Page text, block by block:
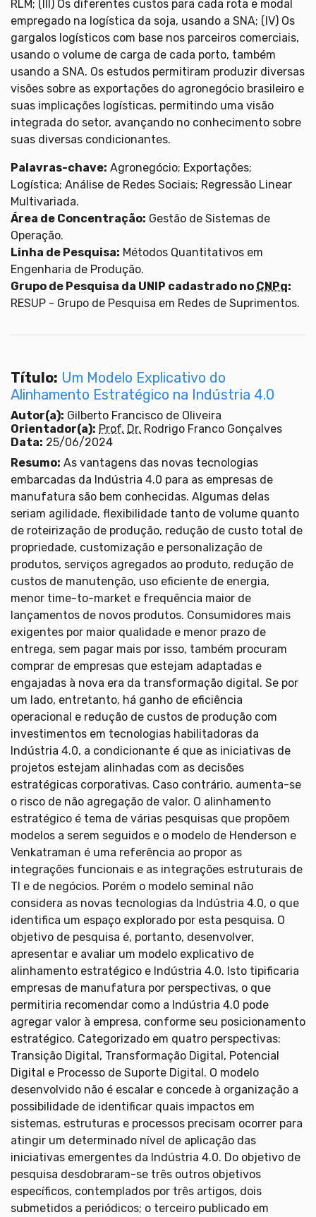
RLM; (III) Os diferentes custos para cada rota e modal
empregado na logística da soja, usando a SNA; (IV) Os
gargalos logísticos com base nos parceiros comerciais,
usando o volume de carga de cada porto, também
usando a SNA. Os estudos permitiram produzir diversas
visões sobre as exportações do agronegócio brasileiro e
suas implicações logísticas, permitindo uma visão
integrada do setor, avançando no conhecimento sobre
suas diversas condicionantes.
Palavras-chave: Agronegócio; Exportações;
Logística; Análise de Redes Sociais; Regressão Linear
Multivariada.
Área de Concentração: Gestão de Sistemas de
Operação.
Linha de Pesquisa: Métodos Quantitativos em
Engenharia de Produção.
Grupo de Pesquisa da UNIP cadastrado no CNPq:
RESUP - Grupo de Pesquisa em Redes de Suprimentos.
Título: Um Modelo Explicativo do
Alinhamento Estratégico na Indústria 4.0
Autor(a): Gilberto Francisco de Oliveira
Orientador(a): Prof. Dr. Rodrigo Franco Gonçalves
Data: 25/06/2024
Resumo: As vantagens das novas tecnologias
embarcadas da Indústria 4.0 para as empresas de
manufatura são bem conhecidas. Algumas delas
seriam agilidade, flexibilidade tanto de volume quanto
de roteirização de produção, redução de custo total de
propriedade, customização e personalização de
produtos, serviços agregados ao produto, redução de
custos de manutenção, uso eficiente de energia,
menor time-to-market e frequência maior de
lançamentos de novos produtos. Consumidores mais
exigentes por maior qualidade e menor prazo de
entrega, sem pagar mais por isso, também procuram
comprar de empresas que estejam adaptadas e
engajadas à nova era da transformação digital. Se por
um lado, entretanto, há ganho de eficiência
operacional e redução de custos de produção com
investimentos em tecnologias habilitadoras da
Indústria 4.0, a condicionante é que as iniciativas de
projetos estejam alinhadas com as decisões
estratégicas corporativas. Caso contrário, aumenta-se
o risco de não agregação de valor. O alinhamento
estratégico é tema de várias pesquisas que propõem
modelos a serem seguidos e o modelo de Henderson e
Venkatraman é uma referência ao propor as
integrações funcionais e as integrações estruturais de
TI e de negócios. Porém o modelo seminal não
considera as novas tecnologias da Indústria 4.0, o que
identifica um espaço explorado por esta pesquisa. O
objetivo de pesquisa é, portanto, desenvolver,
apresentar e avaliar um modelo explicativo de
alinhamento estratégico e Indústria 4.0. Isto tipificaria
empresas de manufatura por perspectivas, o que
permitiria recomendar como a Indústria 4.0 pode
agregar valor à empresa, conforme seu posicionamento
estratégico. Categorizado em quatro perspectivas:
Transição Digital, Transformação Digital, Potencial
Digital e Processo de Suporte Digital. O modelo
desenvolvido não é escalar e concede à organização a
possibilidade de identificar quais impactos em
sistemas, estruturas e processos precisam ocorrer para
atingir um determinado nível de aplicação das
iniciativas emergentes da Indústria 4.0. Do objetivo de
pesquisa desdobraram-se três outros objetivos
específicos, contemplados por três artigos, dois
submetidos a periódicos; o terceiro publicado em